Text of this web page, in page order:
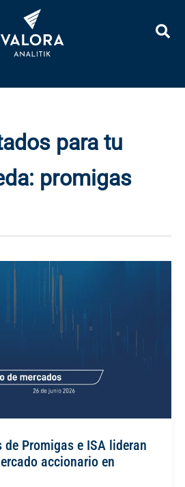
para tu
promigas
Promigas e ISA lideran
accionario en